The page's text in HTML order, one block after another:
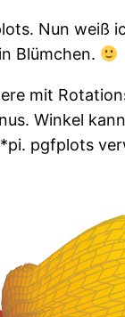
Nun weiß
Blümchen.
mit
Winkel
pgfplots